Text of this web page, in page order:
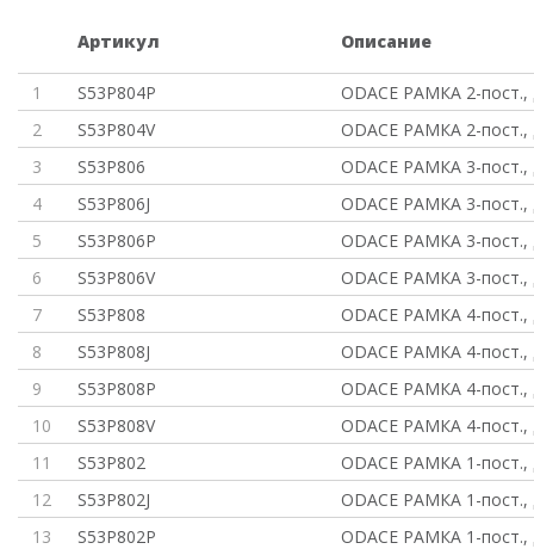
Артикул Описание
1 S53P804P
ODACE РАМКА 2-
2
S53P804V
ODACE РАМКА 2-
3
S53P806
ODACE РАМКА 3-
4
S53P806J
ODACE РАМКА 3-
5
S53P806P
ODACE РАМКА 3-
6
S53P806V
ODACE РАМКА 3-
7
S53P808
ODACE РАМКА 4-
8
S53P808J
ODACE РАМКА 4-
9
S53P808P
ODACE РАМКА 4-
10
S53P808V
ODACE РАМКА 4-
11
S53P802
ODACE РАМКА 1-
12
S53P802J
ODACE РАМКА 1-
13
S53P802P
ODACE РАМКА 1-